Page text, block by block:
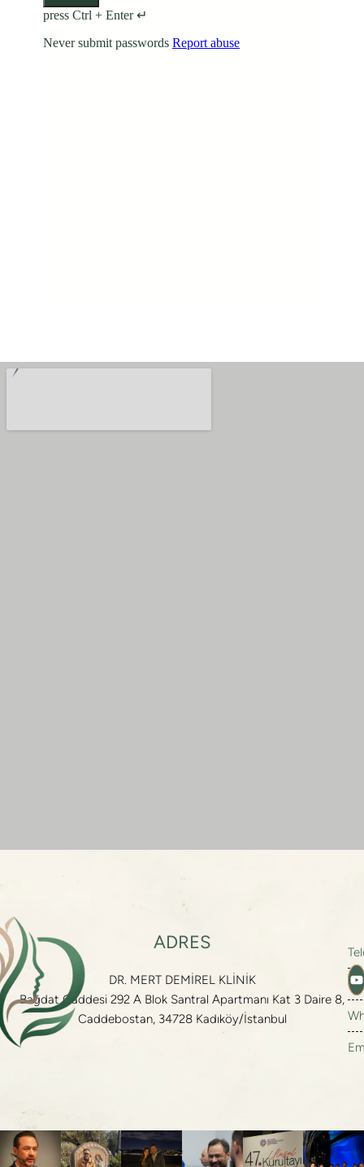
ADRES
DR. MERT DEMİREL KLİNİK
Bağdat Caddesi 292 A Blok Santral Apartmanı Kat 3 Daire 8,
Caddebostan, 34728 Kadıköy/İstanbul